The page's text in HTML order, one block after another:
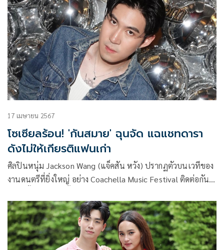
17 เมษายน 2567
โซเซียลร้อน! 'กันสมาย' ฉุนจัด แฉแชทดารา
ดังไม่ให้เกียรติแฟนเก่า
ศิลปินหนุ่ม Jackson Wang (แจ็คสัน หวัง) ปรากฏตัวบนเวทีของ
งานดนตรีที่ยิ่งใหญ่ อย่าง Coachella Music Festival ติดต่อกัน
Number i ในเพลง ‘GOAT (Jackson Wang Remix)’ และศิลปิน
สาว BIBI ในเพลง ‘Feeling Lucky